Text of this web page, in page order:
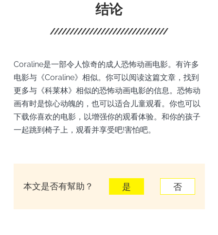
结论
Coraline是一部令人惊奇的成人恐怖动画电影。有许多
电影与《Coraline》相似。你可以阅读这篇文章，找到
更多与《科莱林》相似的恐怖动画电影的信息。恐怖动
画有时是惊心动魄的，也可以适合儿童观看。你也可以
下载你喜欢的电影，以增强你的观看体验。和你的孩子
一起跳到椅子上，观看并享受吧!害怕吧。
本文是否有幫助？ 是 否